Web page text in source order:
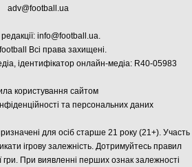
adv@football.ua
info@football.ua.
Всі права захищені.
ідентифікатор онлайн-медіа: R40-05983
користування сайтом
та персональних даних
для осіб старше 21 року (21+). Участь
ігрову залежність. Дотримуйтесь правил
гри. При виявленні перших ознак залежності